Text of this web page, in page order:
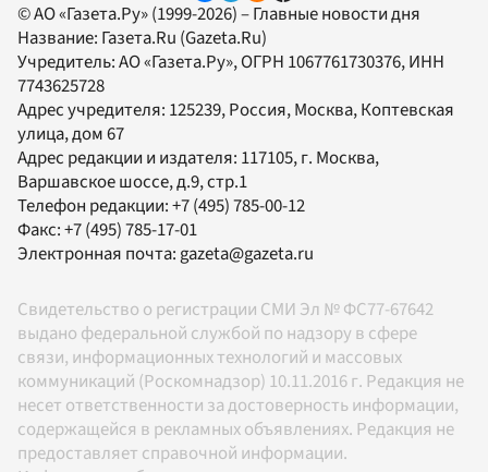
© АО «Газета.Ру» (1999-2026) – Главные новости дня
Название: Газета.Ru (Gazeta.Ru)
Учредитель:АО «Газета.Ру», ОГРН 1067761730376, ИНН
7743625728
Адрес учредителя: 125239, Россия, Москва, Коптевская
улица, дом 67
Адрес редакции и издателя: 117105, г. Москва,
Варшавское шоссе, д.9, стр.1
Телефон редакции:+7 (495) 785-00-12
Факс:+7 (495) 785-17-01
Электронная почта:gazeta@gazeta.ru
Свидетельство о регистрации СМИ Эл № ФС77-67642
выдано федеральной службой по надзору в сфере
связи, информационных технологий и массовых
коммуникаций (Роскомнадзор) 10.11.2016 г. Редакция не
несет ответственности за достоверность информации,
содержащейся в рекламных объявлениях. Редакция не
предоставляет справочной информации.